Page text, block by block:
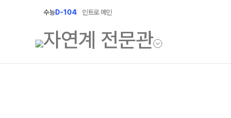
수능D-104 인트로 메인